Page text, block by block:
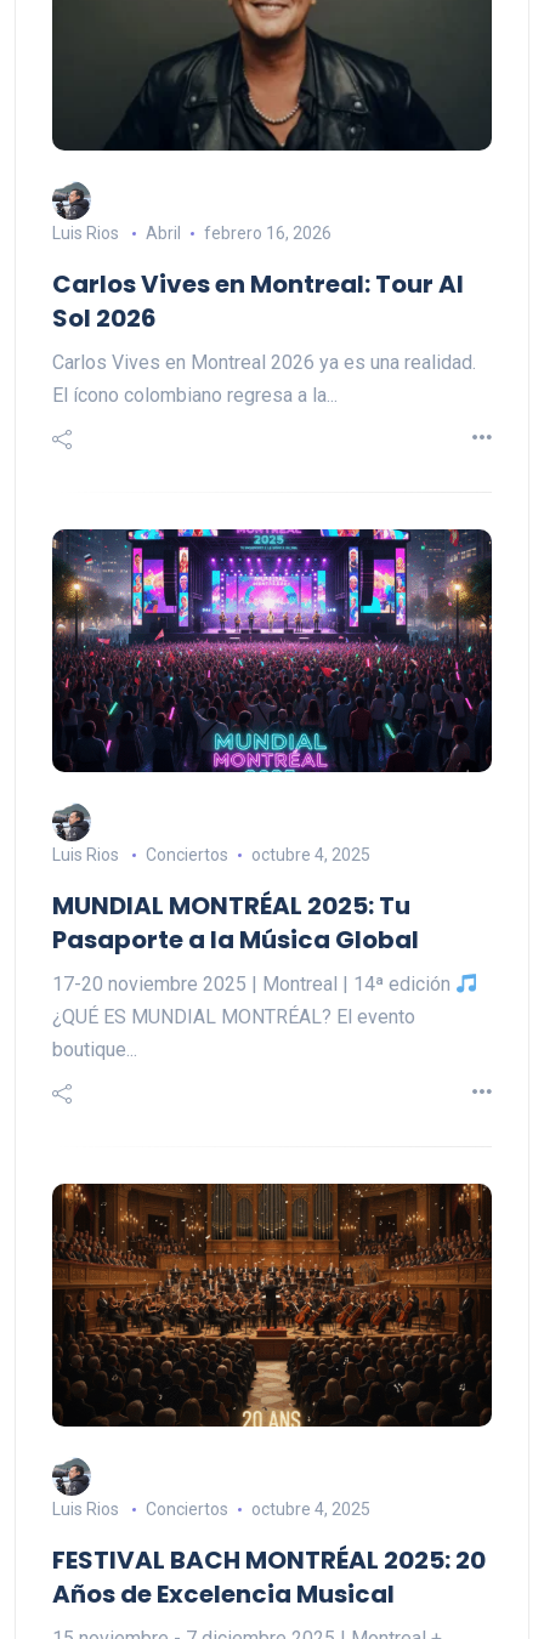
Luis Rios Abril febrero 16, 2026
Carlos Vives en Montreal: Tour Al
Sol 2026
Carlos Vives en Montreal 2026 ya es una realidad.
El ícono colombiano regresa a la...
Luis Rios Conciertos octubre 4, 2025
MUNDIAL MONTRÉAL 2025: Tu
Pasaporte a la Música Global
17-20 noviembre 2025 | Montreal | 14ª edición
¿QUÉ ES MUNDIAL MONTRÉAL? El evento
boutique...
Luis Rios Conciertos octubre 4, 2025
FESTIVAL BACH MONTRÉAL 2025: 20
Años de Excelencia Musical